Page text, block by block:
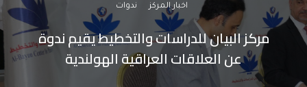
اخبار المركز ندوات
مركز البيان للدراسات والتخطيط يقيم ندوة
عن العلاقات العراقية الهولندية